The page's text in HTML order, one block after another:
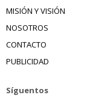
MISIÓN Y VISIÓN
NOSOTROS
CONTACTO
PUBLICIDAD
Síguentos